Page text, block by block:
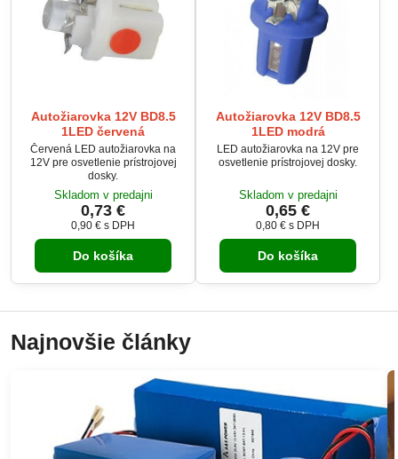
Autožiarovka 12V BD8.5
1LED červená
Červená LED autožiarovka na
12V pre osvetlenie prístrojovej
dosky.
Skladom v predajni
0,73 €
0,90 € s DPH
Do košíka
Autožiarovka 12V BD8.5
1LED modrá
LED autožiarovka na 12V pre
osvetlenie prístrojovej dosky.
Skladom v predajni
0,65 €
0,80 € s DPH
Do košíka
Najnovšie články